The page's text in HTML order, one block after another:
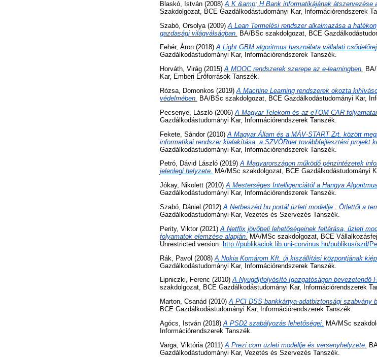
Blaskó, István (2008) A K &amp; H Bank informatikájának átszervezése
Szakdolgozat, BCE Gazdálkodástudományi Kar, Információrendszerek
Szabó, Orsolya (2009) A Lean Termelési rendszer alkalmazása a
gazdasági világválságban. BA/BSc szakdolgozat, BCE
Fehér, Áron (2018)A Light GBM algoritmus használata vállalati
Gazdálkodástudományi Kar, Információrendszerek Tanszék.
Horváth, Virág (2015)A MOOC rendszerek szerepe az e-learningben.
Kar, Emberi Erőforrások Tanszék.
Rózsa, Domonkos (2019)A Machine Learning rendszerek okozta
védelmében. BA/BSc szakdolgozat, BCE Gazdálkodástudományi Kar,
Pecsenye, László (2006) A Magyar Telekom és az eTOM CAR
Gazdálkodástudományi Kar, Információrendszerek Tanszék.
Fekete, Sándor(2010) A Magyar Állam és a MÁV-START Zrt. között
informatikai rendszer kialakítása, a SZVÖRnet továbbfejlesztési projekt
Gazdálkodástudományi Kar, Információrendszerek Tanszék.
Petró, Dávid László (2019)A Magyarországon működő pénzintézetek
jelenlegi helyzete. MA/MSc szakdolgozat, BCE Gazdálkodástudományi
Jókay, Nikolett (2010)A Mesterséges Intelligenciától a Hangya
Gazdálkodástudományi Kar, Információrendszerek Tanszék.
Szabó, Dániel (2012)A Netbeszéd.hu portál üzleti modellje : Ötlettől a
Gazdálkodástudományi Kar, Vezetés és Szervezés Tanszék.
Perity, Viktor(2021) A Netflix jövőbeli lehetőségeinek feltárása, üzleti
folyamatok elemzése alapján.
MA/MSc szakdolgozat, BCE
Unrestricted version: http://publikaciok.lib.uni-corvinus.hu/publikus/szd/
Rák, Pavol (2008) A Nokia Komárom Kft. új kiszállítási központjának
Gazdálkodástudományi Kar, Információrendszerek Tanszék.
Lipniczki, Ferenc (2010)A Nyugdíjfolyósító Igazgatóságon bevezetendő
szakdolgozat, BCE Gazdálkodástudományi Kar, Információrendszerek
Marton, Csanád (2010)A PCI DSS bankkártya-adatbiztonsági szabvány
BCE Gazdálkodástudományi Kar, Információrendszerek Tanszék.
Agócs, István (2018)A PSD2 szabályozás lehetőségei. MA/MSc
Információrendszerek Tanszék.
Varga, Viktória (2011) A Prezi.com üzleti modellje és versenyhelyzete.
Gazdálkodástudományi Kar, Vezetés és Szervezés Tanszék.